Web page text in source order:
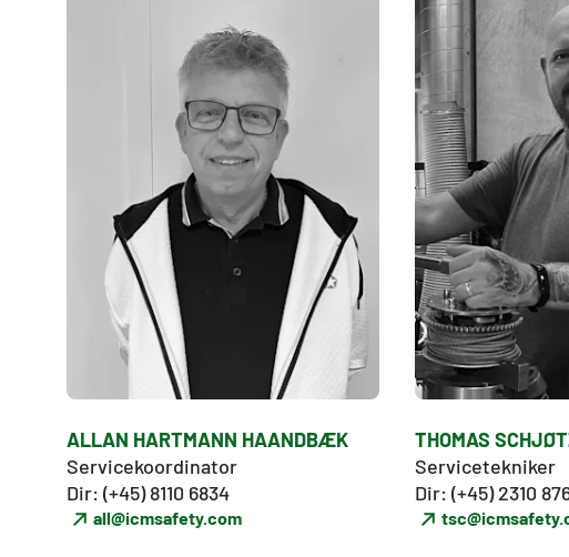
ALLAN HARTMANN HAANDBÆK
Servicekoordinator
Dir: (+45) 8110 6834
all@icmsafety.com
THOMAS
Servicetekniker
Dir: (+45) 2310